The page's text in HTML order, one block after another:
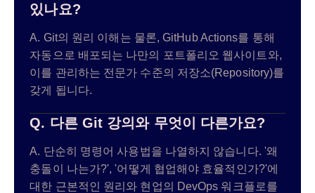
있나요?
A. Git의 원리 이해는 물론, GitHub Actions를 통해
자동으로 배포되는 나만의 포트폴리오 웹사이트와,
이를 관리하는 전문가 수준의 저장소(Repository)를
갖게 됩니다.
Q. 다른 Git 강의와 무엇이 다른가요?
A. 단순히 명령어 사용법을 나열하지 않습니다. '왜
충돌이 나는가?', '어떻게 협업해야 효율적인가?'에
대한 근본적인 원리와 현업의 DevOps 워크플로를